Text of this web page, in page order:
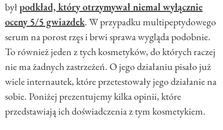
byłpodkład, który otrzymywał niemal wyłącznie
oceny 5/5 gwiazdek. W przypadku multipeptydowego
serum na porost rzęs i brwi sprawa wygląda podobnie.
To również jeden z tych kosmetyków, do których raczej
nie ma żadnych zastrzeżeń. O jego działaniu pisało już
wiele internautek, które przetestowały jego działanie na
sobie. Poniżej prezentujemy kilka opinii, które
przedstawiają ich doświadczenia z tym kosmetykiem.